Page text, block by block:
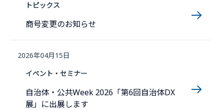
トピックス
商号変更のお知らせ
2026年04月15日
イベント・セミナー
自治体・公共Week 2026「第6回自治体DX
展」に出展します